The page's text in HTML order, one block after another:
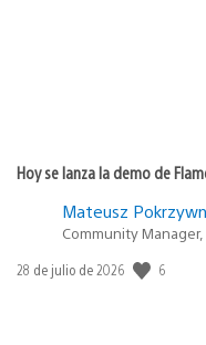
Hoy se lanza la demo de
Mateusz
Community
Fecha
28 de julio de 2026 6